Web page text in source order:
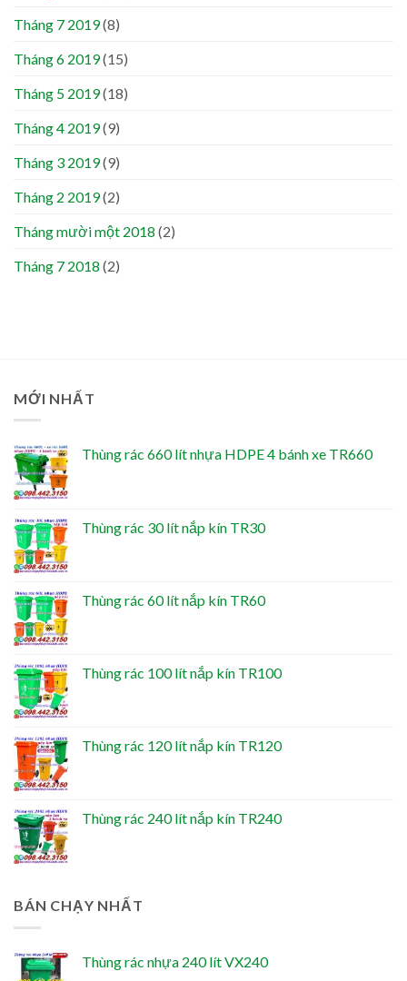
Tháng 7 2019(8)
Tháng 6 2019(15)
Tháng 5 2019(18)
Tháng 4 2019(9)
Tháng 3 2019(9)
Tháng 2 2019(2)
Tháng mười một 2018 (2)
Tháng 7 2018 (2)
MỚI NHẤT
Thùng rác 660 lít nhựa HDPE 4 bánh xe TR660
Thùng rác 30 lít nắp kín TR30
Thùng rác 60 lít nắp kín TR60
Thùng rác 100 lít nắp kín TR100
Thùng rác 120 lít nắp kín TR120
Thùng rác 240 lít nắp kín TR240
BÁN CHẠY NHẤT
Thùng rác nhựa 240 lít VX240